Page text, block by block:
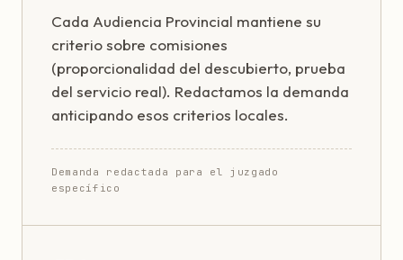
Cada Audiencia Provincial mantiene su
criterio sobre comisiones
(proporcionalidad del descubierto, prueba
del servicio real). Redactamos la demanda
anticipando esos criterios locales.
Demanda redactada para el juzgado
específico